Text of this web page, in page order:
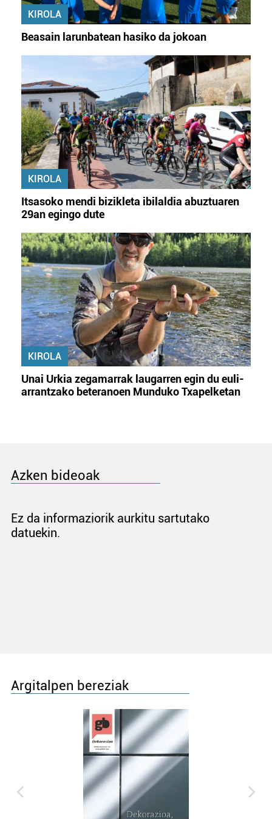
KIROLA
Beasain larunbatean hasiko da jokoan
KIROLA
Itsasoko mendi bizikleta ibilaldia abuztuaren
29an egingo dute
KIROLA
Unai Urkia zegamarrak laugarren egin du euli-
arrantzako beteranoen Munduko Txapelketan
Azken bideoak
Ez da informaziorik aurkitu sartutako
datuekin.
Argitalpen bereziak